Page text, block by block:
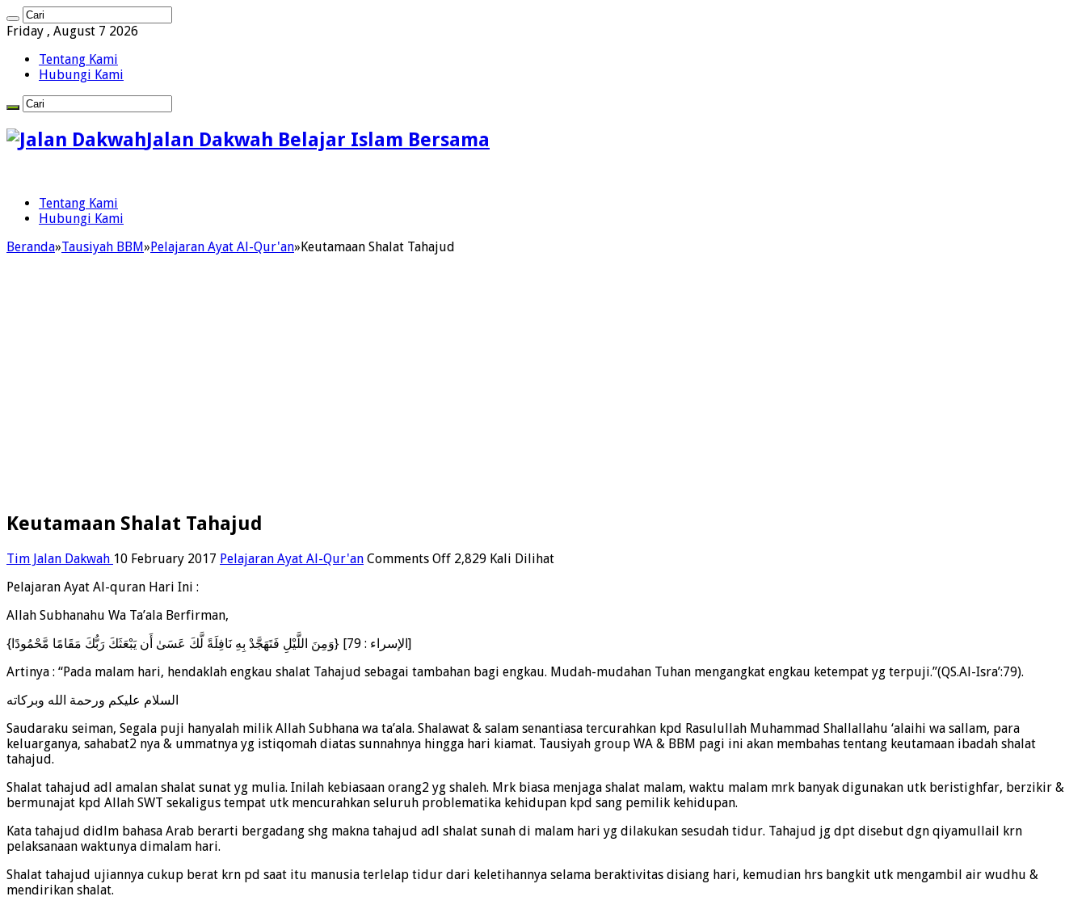
Friday , August 7 2026
Tentang Kami
Hubungi Kami
Jalan Dakwah Belajar Islam Bersama
Tentang Kami
Hubungi Kami
Beranda»Tausiyah BBM»Pelajaran Ayat Al-Qur'an»Keutamaan Shalat Tahajud
Keutamaan Shalat Tahajud
Tim Jalan Dakwah 10 February 2017 Pelajaran Ayat Al-Qur'an Comments Offon2,829 Kali Dilihat
Pelajaran Ayat Al-quran Hari Ini :
Allah Subhanahu Wa Ta’ala Berfirman,
{وَمِنَ اللَّيْلِ فَتَهَجَّدْ بِهِ نَافِلَةً لَّكَ عَسَىٰ أَن يَبْعَثَكَ رَبُّكَ مَقَامًا مَّحْمُودًا} [الإسراء : 79]
Artinya : “Pada malam hari, hendaklah engkau shalat Tahajud sebagai tambahan bagi engkau. Mudah-mudahan Tuhan mengangkat engkau ketempat yg terpuji.”(QS.Al-Isra’:79).
السلام عليكم ورحمة الله وبركاته
Saudaraku seiman, Segala puji hanyalah milik Allah Subhana wa ta’ala. Shalawat & salam senantiasa tercurahkan kpd Rasulullah Muhammad Shallallahu ‘alaihi wa sallam, para
keluarganya, sahabat2 nya & ummatnya yg istiqomah diatas sunnahnya hingga hari kiamat. Tausiyah group WA & BBM pagi ini akan membahas tentang keutamaan ibadah shalat
tahajud.
Shalat tahajud adl amalan shalat sunat yg mulia. Inilah kebiasaan orang2 yg shaleh. Mrk biasa menjaga shalat malam, waktu malam mrk banyak digunakan utk beristighfar, berzikir &
bermunajat kpd Allah SWT sekaligus tempat utk mencurahkan seluruh problematika kehidupan kpd sang pemilik kehidupan.
Kata tahajud didlm bahasa Arab berarti bergadang shg makna tahajud adl shalat sunah di malam hari yg dilakukan sesudah tidur. Tahajud jg dpt disebut dgn qiyamullail krn
pelaksanaan waktunya dimalam hari.
Shalat tahajud ujiannya cukup berat krn pd saat itu manusia terlelap tidur dari keletihannya selama beraktivitas disiang hari, kemudian hrs bangkit utk mengambil air wudhu &
mendirikan shalat.